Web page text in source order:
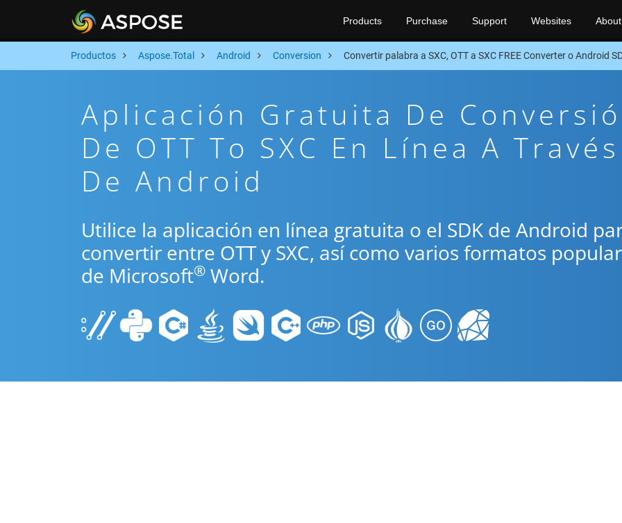
Products Purchase Support Websites About
Productos Aspose.Total Android Conversion Convertir palabra a SXC, OTT a SXC FREE Converter o Android
Aplicación Gratuita De
De OTT To SXC En Línea A Través
De Android
Utilice la aplicación en línea gratuita o el SDK de Android
convertir entre OTT y SXC, así como varios formatos
de Microsoft® Word.